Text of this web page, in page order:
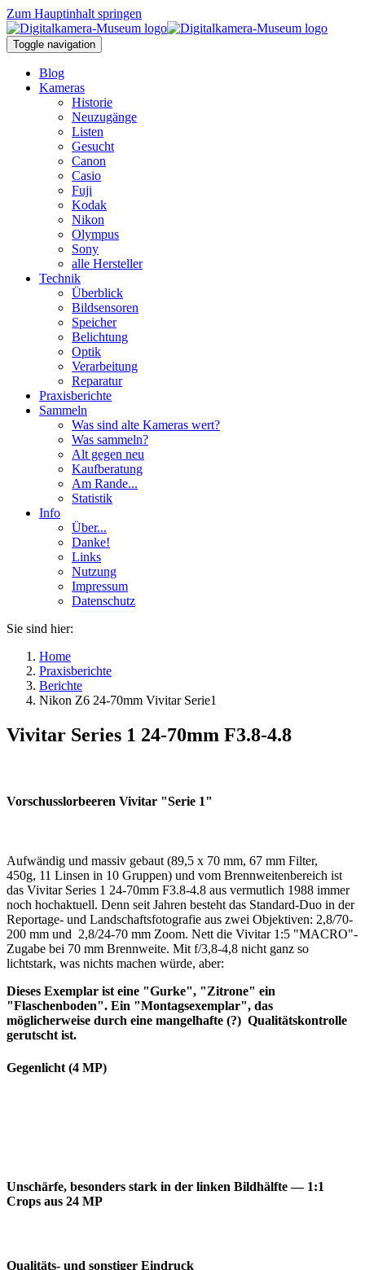
Zum Hauptinhalt springen
Toggle navigation
Blog
Kameras
Historie
Neuzugänge
Listen
Gesucht
Canon
Casio
Fuji
Kodak
Nikon
Olympus
Sony
alle Hersteller
Technik
Überblick
Bildsensoren
Speicher
Belichtung
Optik
Verarbeitung
Reparatur
Praxisberichte
Sammeln
Was sind alte Kameras wert?
Was sammeln?
Alt gegen neu
Kaufberatung
Am Rande...
Statistik
Info
Über...
Danke!
Links
Nutzung
Impressum
Datenschutz
Sie sind hier:
Home
Praxisberichte
Berichte
Nikon Z6 24-70mm Vivitar Serie1
Vivitar Series 1 24-70mm F3.8-4.8
Vorschusslorbeeren Vivitar "Serie 1"
Aufwändig und massiv gebaut (89,5 x 70 mm, 67 mm Filter,
450g, 11 Linsen in 10 Gruppen) und vom Brennweitenbereich ist
das Vivitar Series 1 24-70mm F3.8-4.8 aus vermutlich 1988 immer
noch hochaktuell. Denn seit Jahren besteht das Standard-Duo in der
Reportage- und Landschaftsfotografie aus zwei Objektiven: 2,8/70-
200 mm und 2,8/24-70 mm Zoom. Nett die Vivitar 1:5 "MACRO"-
Zugabe bei 70 mm Brennweite. Mit f/3,8-4,8 nicht ganz so
lichtstark, was nichts machen würde, aber:
Dieses Exemplar ist eine "Gurke", "Zitrone" ein
"Flaschenboden". Ein "Montagsexemplar", das
möglicherweise durch eine mangelhafte (?) Qualitätskontrolle
gerutscht ist.
Gegenlicht (4 MP)
Unschärfe, besonders stark in der linken Bildhälfte — 1:1
Crops aus 24 MP
Qualitäts- und sonstiger Eindruck